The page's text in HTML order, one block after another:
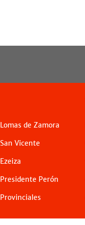
Lomas de Zamora
San Vicente
Ezeiza
Presidente Perón
Provinciales